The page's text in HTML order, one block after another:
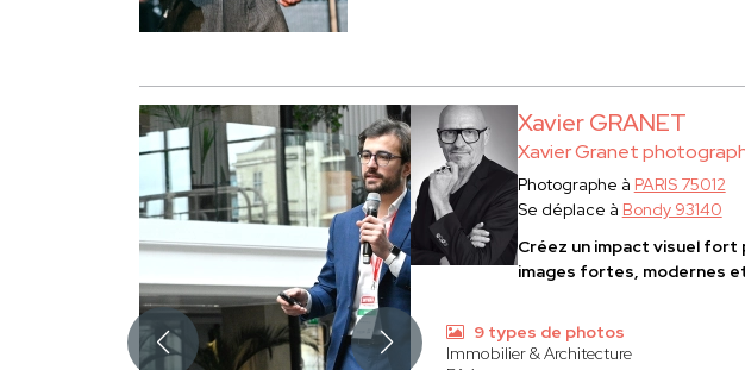
Xavier GRANET
Xavier Granet
Photographe à PARIS 75012
Se déplace à Bondy 93140
Créez un impact visuel fort
images fortes, modernes
9 types de photos
Immobilier & Architecture